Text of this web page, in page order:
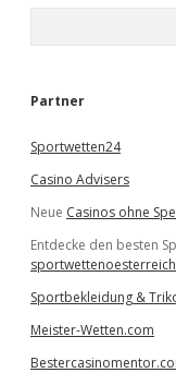
e
Partner
Sportwetten24
Casino Advisers
Neue Casinos ohne
Entdecke den besten
Sportbekleidung &
Meister-Wetten.com